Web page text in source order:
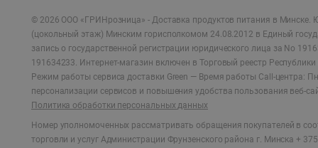
© 2026 ООО «ГРИНрозница» - Доставка продуктов питания в Минске.
(цокольный этаж) Минским горисполкомом 24.08.2012 в Единый
запись о государственной регистрации юридического лица за No
191634233. Интернет-магазин включен в Торговый реестр
Режим работы сервиса доставки Green — Время работы Call-центра:
персонализации сервисов и повышения удобства пользования веб-
Политика обработки персональных данных
Номер уполномоченных рассматривать обращения покупателей в
торговли и услуг Администрации Фрунзенского района г. Минска +